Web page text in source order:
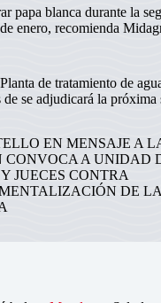
papa blanca durante la
enero, recomienda
de tratamiento de
de se adjudicará la próxima
EN MENSAJE A
CONVOCA A UNIDAD
JUECES CONTRA
DE LA